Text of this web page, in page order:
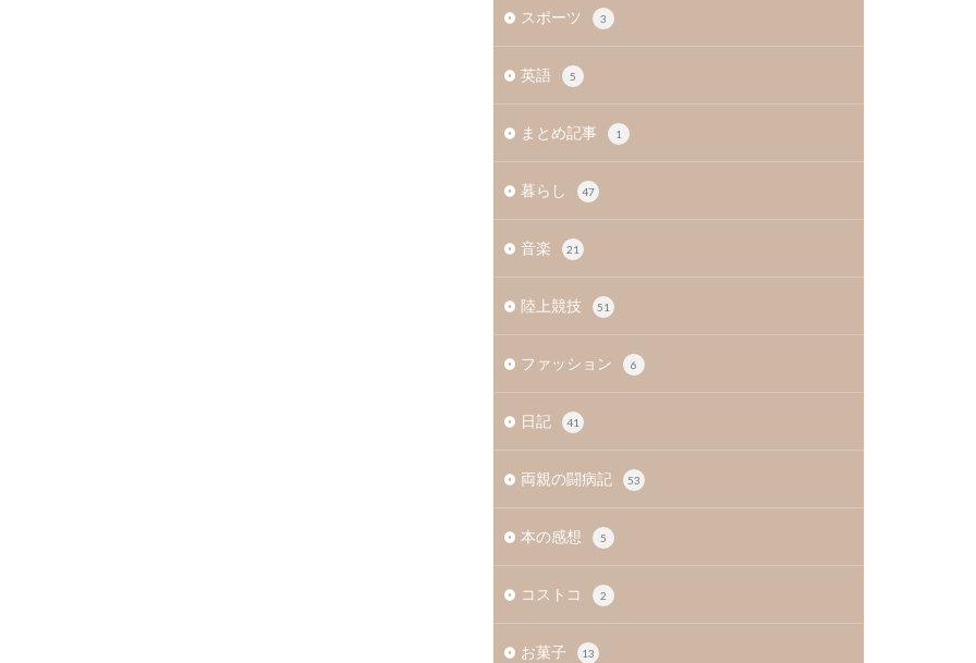
スポーツ 3
英語 5
まとめ記事 1
暮らし 47
音楽 21
陸上競技 51
ファッション 6
日記 41
両親の闘病記 53
本の感想 5
コストコ 2
お菓子 13